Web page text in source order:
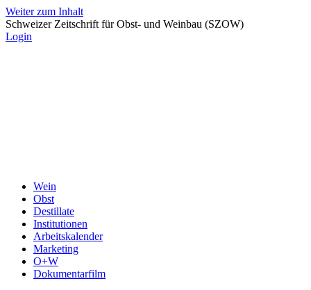
Weiter zum Inhalt
Schweizer Zeitschrift für Obst- und Weinbau (SZOW)
Login
Wein
Obst
Destillate
Institutionen
Arbeitskalender
Marketing
O+W
Dokumentarfilm